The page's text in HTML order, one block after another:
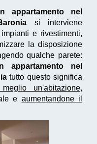
appartamento nel
si interviene
e rivestimenti,
la disposizione
qualche parete:
appartamento nel
tutto questo significa
un'abitazione,
e aumentandone il